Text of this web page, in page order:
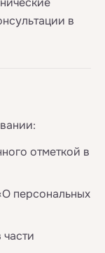
в
отметкой в
персональных